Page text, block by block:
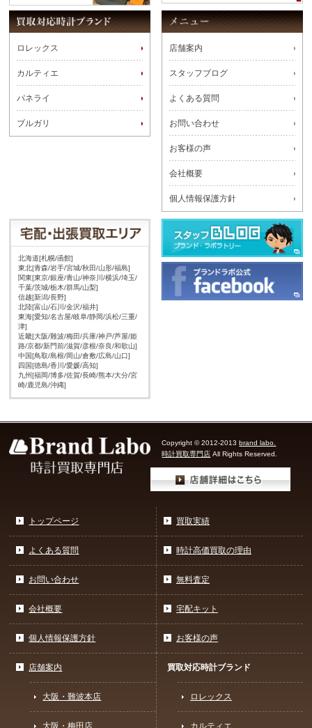
ロレックス
カルティエ
パネライ
ブルガリ
店舗案内
スタッフブログ
よくある質問
お問い合わせ
お客様の声
会社概要
個人情報保護方針
北海道[札幌/函館]
東北[青森/岩手/宮城/秋田/山形/福島]
関東[東京/銀座/青山/神奈川/横浜/埼玉/
千葉/茨城/栃木/群馬/山梨]
信越[新潟/長野]
北陸[富山/石川/金沢/福井]
東海[愛知/名古屋/岐阜/静岡/浜松/三重/
津]
近畿[大阪/難波/梅田/兵庫/神戸/芦屋/姫
路/京都/新門前/滋賀/彦根/奈良/和歌山]
中国[鳥取/島根/岡山/倉敷/広島/山口]
四国[徳島/香川/愛媛/高知]
九州[福岡/博多/佐賀/長崎/熊本/大分/宮
崎/鹿児島/沖縄]
Copyright © 2012-2013 brand labo.
時計買取専門店 All Rights Reserved.
トップページ
よくある質問
お問い合わせ
会社概要
個人情報保護方針
買取実績
時計高価買取の理由
無料査定
宅配キット
お客様の声
店舗案内
大阪・難波本店
大阪・梅田店
買取対応時計ブランド
ロレックス
カルティエ